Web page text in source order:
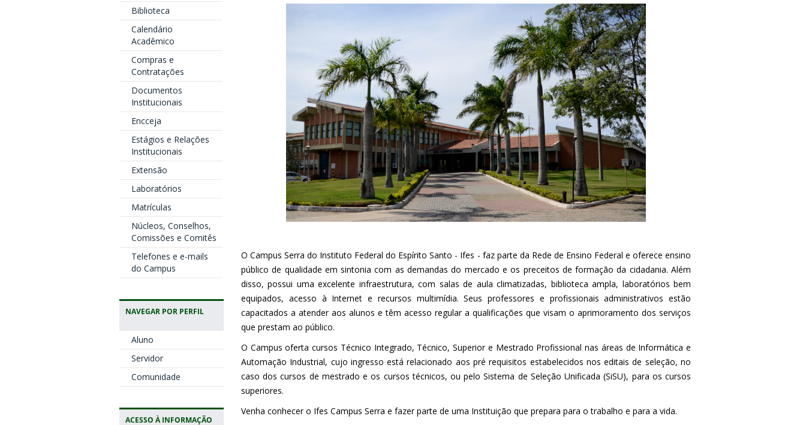
Biblioteca
Calendário
Acadêmico
Compras e
Contratações
Documentos
Institucionais
Encceja
Estágios e Relações
Institucionais
Extensão
Laboratórios
Matrículas
Núcleos, Conselhos,
Comissões e Comitês
Telefones e e-mails
do Campus
NAVEGAR POR PERFIL
Aluno
Servidor
Comunidade
ACESSO À INFORMAÇÃO
O Campus Serra do Instituto Federal do Espírito Santo - Ifes - faz parte da Rede de Ensino Federal e oferece ensino
público de qualidade em sintonia com as demandas do mercado e os preceitos de formação da cidadania. Além
disso, possui uma excelente infraestrutura, com salas de aula climatizadas, biblioteca ampla, laboratórios bem
equipados, acesso à Internet e recursos multimídia. Seus professores e profissionais administrativos estão
capacitados a atender aos alunos e têm acesso regular a qualificações que visam o aprimoramento dos serviços
que prestam ao público.
O Campus oferta cursos Técnico Integrado, Técnico, Superior e Mestrado Profissional nas áreas de Informática e
Automação Industrial, cujo ingresso está relacionado aos pré requisitos estabelecidos nos editais de seleção, no
caso dos cursos de mestrado e os cursos técnicos, ou pelo Sistema de Seleção Unificada (SiSU), para os cursos
superiores.
Venha conhecer o Ifes Campus Serra e fazer parte de uma Instituição que prepara para o trabalho e para a vida.